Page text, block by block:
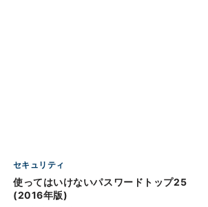
セキュリティ
使ってはいけないパスワードトップ25
(2016年版)